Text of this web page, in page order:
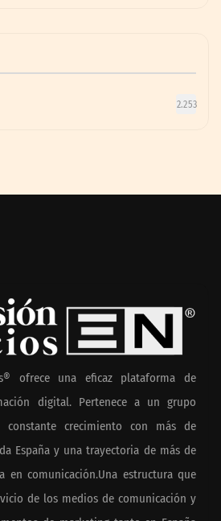
2.253
ofrece una eficaz plataforma de
digital. Pertenece a un grupo
crecimiento con más de
España y una trayectoria de más de
en comunicación.Una estructura que
de los medios de comunicación y